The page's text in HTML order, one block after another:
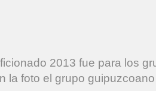
2013 fue para los
la foto el grupo